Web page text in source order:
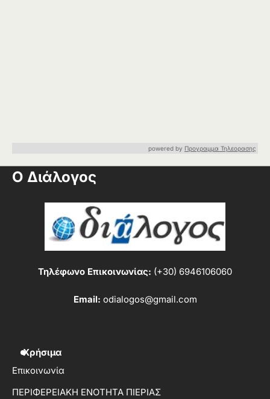
powered by Προγραμμα Τηλεορασης
Ο Διάλογος
Τηλέφωνο Επικοινωνίας: (+30) 6946106060
Email: odialogos@gmail.com
Χρήσιμα
Επικοινωνία
ΠΕΡΙΦΕΡΕΙΑΚΗ ΕΝΟΤΗΤΑ ΠΙΕΡΙΑΣ